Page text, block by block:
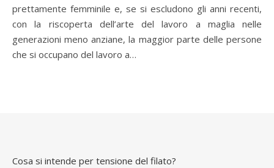
prettamente femminile e, se si escludono gli anni recenti,
con la riscoperta dell’arte del lavoro a maglia nelle
generazioni meno anziane, la maggior parte delle persone
che si occupano del lavoro a…
Cosa si intende per tensione del filato?